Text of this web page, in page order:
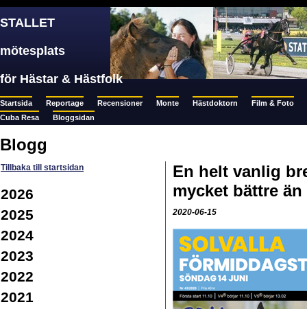
STALLET
mötesplats
för Hästar & Hästfolk
Startsida Reportage Recensioner Monte Hästdoktorn
Film & Foto
Cuba Resa
Bloggsidan
Blogg
Tillbaka till startsidan
2026
2025
2024
2023
2022
2021
En helt vanlig
mycket bättre
2020-06-15